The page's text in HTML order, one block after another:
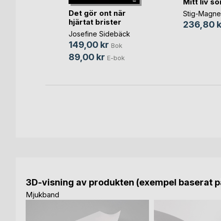
Det gör ont när
hjärtat brister
Josefine Sidebäck
149,00 kr Bok
89,00 kr E-bok
Stig-
236,80
3D-visning av produkten (exempel baserat
Mjukband